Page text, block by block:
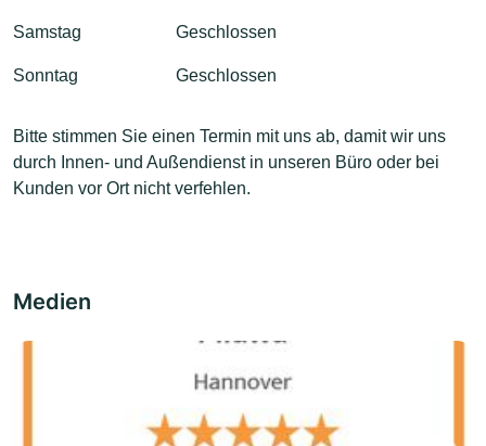
Samstag Geschlossen
Sonntag Geschlossen
Bitte stimmen Sie einen Termin mit uns ab, damit wir uns
durch Innen- und Außendienst in unseren Büro oder bei
Kunden vor Ort nicht verfehlen.
Medien